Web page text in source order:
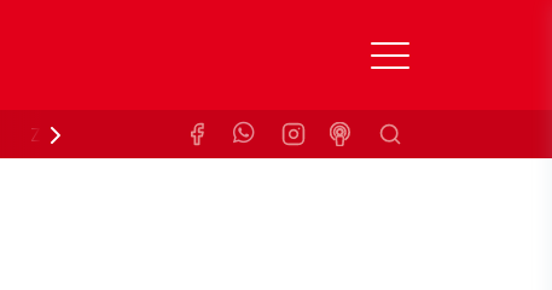
Zuzahlungsbefreiung KrankenkasseSuchen